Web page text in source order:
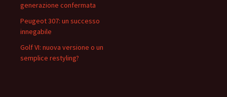
generazione confermata
Peugeot 307: un successo
innegabile
Golf VI: nuova versione o un
semplice restyling?